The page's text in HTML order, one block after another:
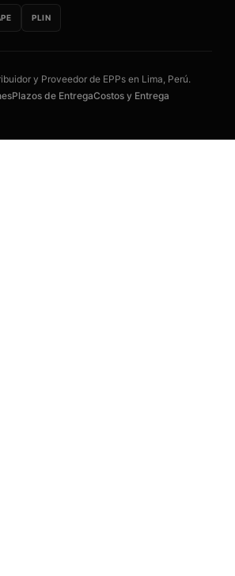
PLIN
y Proveedor de EPPs en Lima, Perú.
Plazos de EntregaCostos y Entrega